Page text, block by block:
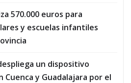
570.000 euros para
y escuelas infantiles
un dispositivo
Cuenca y Guadalajara por el